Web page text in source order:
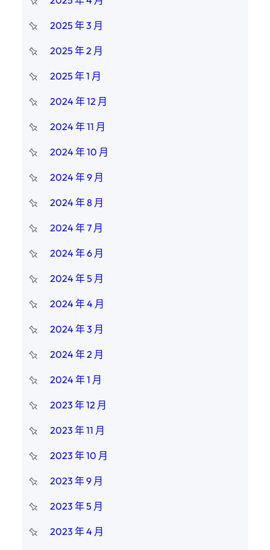
2025 年 3 月
2025 年 2 月
2025 年 1 月
2024 年 12 月
2024 年 11 月
2024 年 10 月
2024 年 9 月
2024 年 8 月
2024 年 7 月
2024 年 6 月
2024 年 5 月
2024 年 4 月
2024 年 3 月
2024 年 2 月
2024 年 1 月
2023 年 12 月
2023 年 11 月
2023 年 10 月
2023 年 9 月
2023 年 5 月
2023 年 4 月